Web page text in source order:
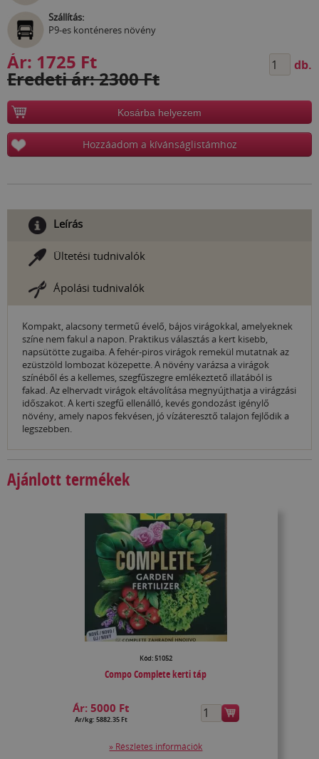
Szállítás:
P9-es konténeres növény
Ár: 1725 Ft
Eredeti ár: 2300 Ft
db.
Kosárba helyezem
Hozzáadom a kívánságlistámhoz
Leírás
Ültetési tudnivalók
Ápolási tudnivalók
Kompakt, alacsony termetű évelő, bájos virágokkal, amelyeknek
színe nem fakul a napon. Praktikus választás a kert kisebb,
napsütötte zugaiba. A fehér-piros virágok remekül mutatnak az
ezüstzöld lombozat közepette. A növény varázsa a virágok
színéből és a kellemes, szegfűszegre emlékeztető illatából is
fakad. Az elhervadt virágok eltávolítása megnyújthatja a virágzási
időszakot. A kerti szegfű ellenálló, kevés gondozást igénylő
növény, amely napos fekvésen, jó vízáteresztő talajon fejlődik a
legszebben.
Ajánlott termékek
Kód: 51052
Compo Complete kerti táp
Ár:5000 Ft
Ár/kg: 5882.35 Ft
» Részletes információk